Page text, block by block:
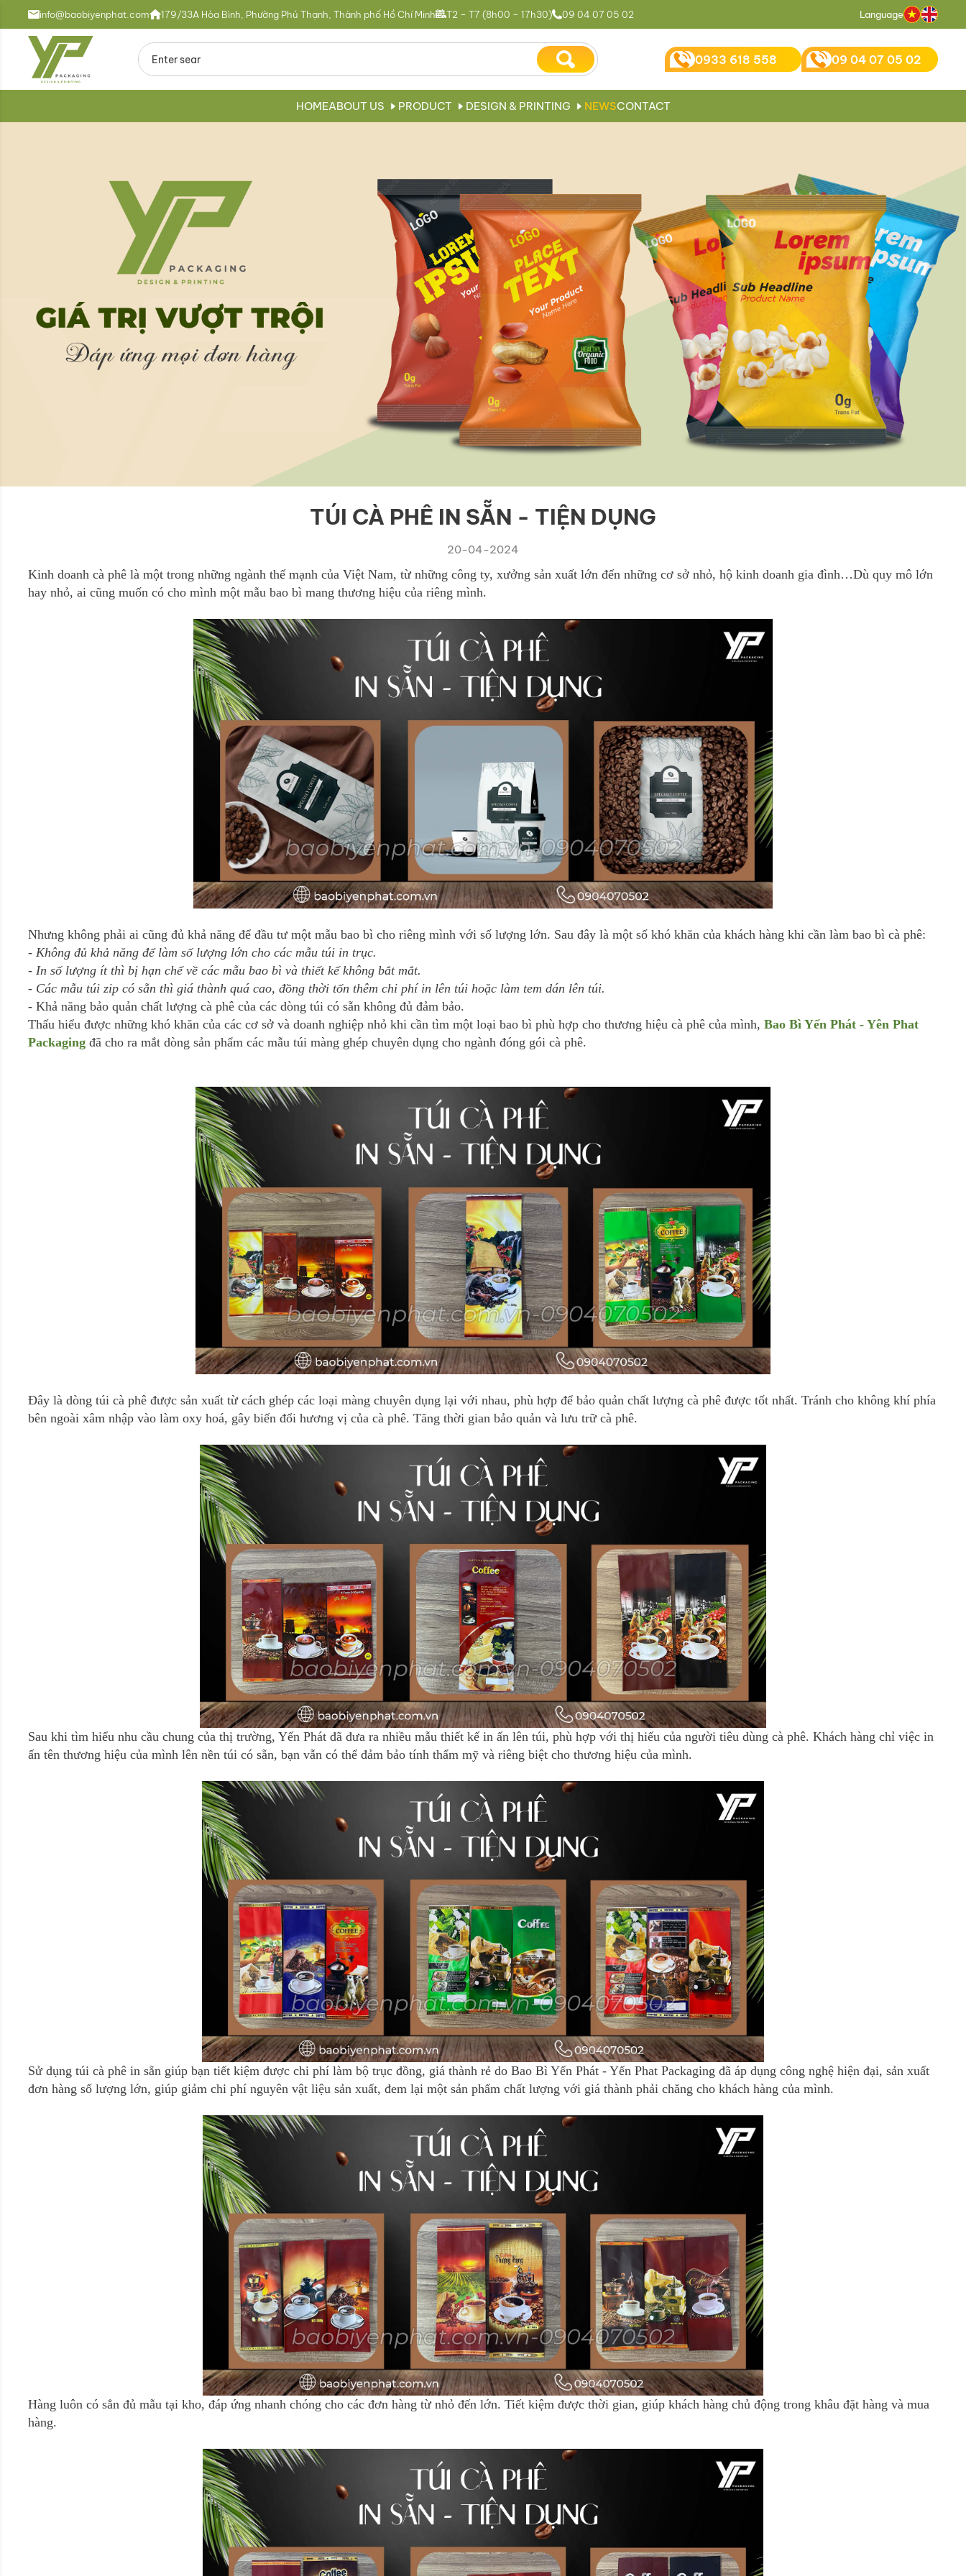
info@baobiyenphat.com 179/33A Hòa Bình, Phường Phú Thạnh, Thành phố Hồ Chí Minh T2 – T7 (8h00 – 17h30) 09 04 07 05 02 Language
0933 618 558 09 04 07 05 02
HOMEABOUT US PRODUCT DESIGN & PRINTING NEWSCONTACT
TÚI CÀ PHÊ IN SẴN - TIỆN DỤNG
20-04-2024
Kinh doanh cà phê là một trong những ngành thế mạnh của Việt Nam, từ những công ty, xưởng sản xuất lớn đến những cơ sở nhỏ, hộ kinh doanh gia đình…Dù quy mô lớn
hay nhỏ, ai cũng muốn có cho mình một mẫu bao bì mang thương hiệu của riêng mình.
Nhưng không phải ai cũng đủ khả năng để đầu tư một mẫu bao bì cho riêng mình với số lượng lớn. Sau đây là một số khó khăn của khách hàng khi cần làm bao bì cà phê:
- Không đủ khả năng để làm số lượng lớn cho các mẫu túi in trục.
- In số lượng ít thì bị hạn chế về các mẫu bao bì và thiết kế không bắt mắt.
- Các mẫu túi zip có sẵn thì giá thành quá cao, đồng thời tốn thêm chi phí in lên túi hoặc làm tem dán lên túi.
- Khả năng bảo quản chất lượng cà phê của các dòng túi có sẵn không đủ đảm bảo.
Thấu hiểu được những khó khăn của các cơ sở và doanh nghiệp nhỏ khi cần tìm một loại bao bì phù hợp cho thương hiệu cà phê của mình, Bao Bì Yến Phát - Yên Phat
Packaging đã cho ra mắt dòng sản phẩm các mẫu túi màng ghép chuyên dụng cho ngành đóng gói cà phê.
Đây là dòng túi cà phê được sản xuất từ cách ghép các loại màng chuyên dụng lại với nhau, phù hợp để bảo quản chất lượng cà phê được tốt nhất. Tránh cho không khí phía
bên ngoài xâm nhập vào làm oxy hoá, gây biến đổi hương vị của cà phê. Tăng thời gian bảo quản và lưu trữ cà phê.
Sau khi tìm hiểu nhu cầu chung của thị trường, Yến Phát đã đưa ra nhiều mẫu thiết kế in ấn lên túi, phù hợp với thị hiếu của người tiêu dùng cà phê. Khách hàng chỉ việc in
ấn tên thương hiệu của mình lên nền túi có sẵn, bạn vẫn có thể đảm bảo tính thẩm mỹ và riêng biệt cho thương hiệu của mình.
Sử dụng túi cà phê in sẵn giúp bạn tiết kiệm được chi phí làm bộ trục đồng, giá thành rẻ do Bao Bì Yến Phát - Yến Phat Packaging đã áp dụng công nghệ hiện đại, sản xuất
đơn hàng số lượng lớn, giúp giảm chi phí nguyên vật liệu sản xuất, đem lại một sản phẩm chất lượng với giá thành phải chăng cho khách hàng của mình.
Hàng luôn có sẳn đủ mẫu tại kho, đáp ứng nhanh chóng cho các đơn hàng từ nhỏ đến lớn. Tiết kiệm được thời gian, giúp khách hàng chủ động trong khâu đặt hàng và mua
hàng.